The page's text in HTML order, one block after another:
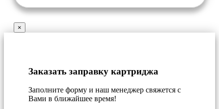
×
Заказать заправку картриджа
Заполните форму и наш менеджер свяжется с
Вами в ближайшее время!